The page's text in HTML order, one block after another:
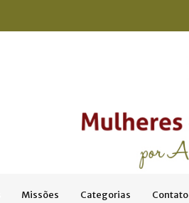
Missões Categorias Contato